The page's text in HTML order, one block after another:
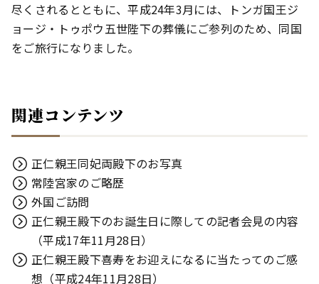
尽くされるとともに、平成24年3月には、トンガ国王ジ
ョージ・トゥポウ五世陛下の葬儀にご参列のため、同国
をご旅行になりました。
関連コンテンツ
正仁親王同妃両殿下のお写真
常陸宮家のご略歴
外国ご訪問
正仁親王殿下のお誕生日に際しての記者会見の内容
（平成17年11月28日）
正仁親王殿下喜寿をお迎えになるに当たってのご感
想（平成24年11月28日）